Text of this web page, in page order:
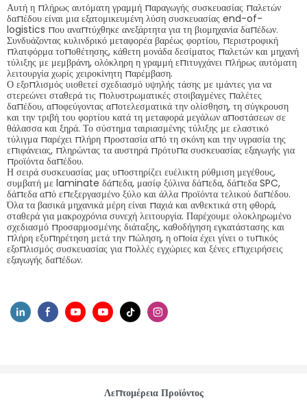
Αυτή η πλήρως αυτόματη γραμμή παραγωγής συσκευασίας παλετών
δαπέδου είναι μια εξατομικευμένη λύση συσκευασίας end-of-
logistics που αναπτύχθηκε ανεξάρτητα για τη βιομηχανία δαπέδων.
Συνδυάζοντας κυλινδρικό μεταφορέα βαρέως φορτίου, περιστροφική
πλατφόρμα τοποθέτησης, κάθετη μονάδα δεσίματος παλετών και μηχανή
τύλιξης με μεμβράνη, ολόκληρη η γραμμή επιτυγχάνει πλήρως αυτόματη
λειτουργία χωρίς χειροκίνητη παρέμβαση.
Ο εξοπλισμός υιοθετεί σχεδιασμό υψηλής τάσης με ιμάντες για να
στερεώνει σταθερά τις πολυστρωματικές στοιβαγμένες παλέτες
δαπέδου, αποφεύγοντας αποτελεσματικά την ολίσθηση, τη σύγκρουση
και την τριβή του φορτίου κατά τη μεταφορά μεγάλων αποστάσεων σε
θάλασσα και ξηρά. Το σύστημα ταιριασμένης τύλιξης με ελαστικό
τύλιγμα παρέχει πλήρη προστασία από τη σκόνη και την υγρασία της
επιφάνειας, πληρώντας τα αυστηρά πρότυπα συσκευασίας εξαγωγής για
προϊόντα δαπέδου.
Η σειρά συσκευασίας μας υποστηρίζει ευέλικτη ρύθμιση μεγέθους,
συμβατή με laminate δάπεδα, μασίφ ξύλινα δάπεδα, δάπεδα SPC,
δάπεδα από επεξεργασμένο ξύλο και άλλα προϊόντα τελικού δαπέδου.
Όλα τα βασικά μηχανικά μέρη είναι παχιά και ανθεκτικά στη φθορά,
σταθερά για μακροχρόνια συνεχή λειτουργία. Παρέχουμε ολοκληρωμένο
σχεδιασμό προσαρμοσμένης διάταξης, καθοδήγηση εγκατάστασης και
πλήρη εξυπηρέτηση μετά την πώληση, η οποία έχει γίνει ο τυπικός
εξοπλισμός συσκευασίας για πολλές εγχώριες και ξένες επιχειρήσεις
εξαγωγής δαπέδων.
Λεπτομέρεια Προϊόντος